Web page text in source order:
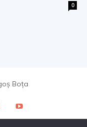
0
Boța